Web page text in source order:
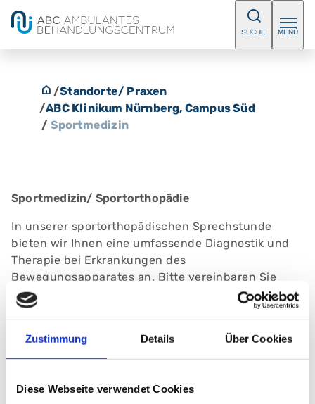
Zustimmung Details Über Cookies
Diese Webseite verwendet Cookies
SUCHE MENÜ
/Standorte/ Praxen
/ABC Klinikum Nürnberg, Campus Süd
/ Sportmedizin
Sportmedizin/ Sportorthopädie
In unserer sportorthopädischen Sprechstunde
bieten wir Ihnen eine umfassende Diagnostik und
Therapie bei Erkrankungen des
Bewegungsapparates an. Bitte vereinbaren Sie
einen Termin.
Tel.:+49 (0) 911 398 775 5
E-Mail:abc-sued@klinikum-nuernberg.de